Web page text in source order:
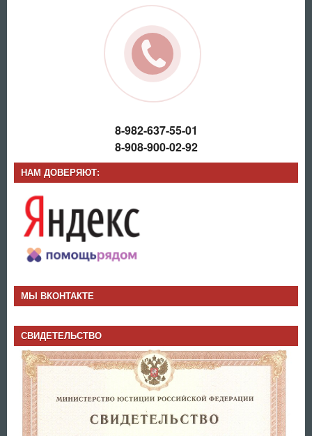
8-982-637-55-01
8-908-900-02-92
НАМ ДОВЕРЯЮТ:
МЫ ВКОНТАКТЕ
СВИДЕТЕЛЬСТВО